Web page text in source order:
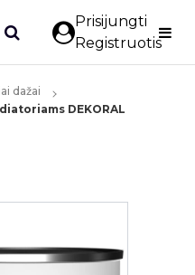
Prisijungti
Registruotis
dažai
DEKORAL